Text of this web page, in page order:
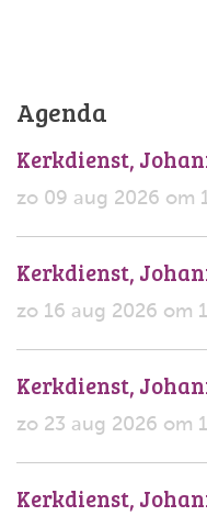
Agenda
Kerkdienst,
zo 09 aug 2026 om
Kerkdienst,
zo 16 aug 2026 om
Kerkdienst,
zo 23 aug 2026 om
Kerkdienst,